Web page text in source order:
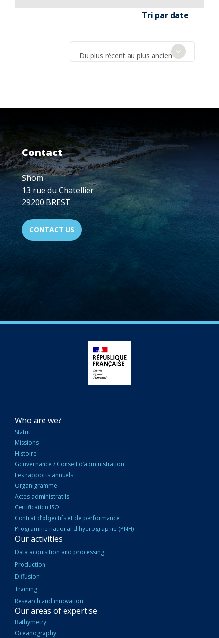
Tri par date
Du plus récent au plus ancien
Contact
Shom
13 rue du Chatellier
29200 BREST
CONTACT US
NAVIGATION
PRINCIPALE
Who are we?
Statut
Missions
Histoire
Gouvernance / Conseil d’administration
Les rapports annuels
Organigramme
Actes administratifs
Certification ISO
Contrat d’objectifs et de performance
Programme national d'hydrographie (PNH)
Our activities
Data acquisition and processing
Production
Diffusion
Training
Research and innovation
Our areas of expertise
Bathymetry
Oceanography